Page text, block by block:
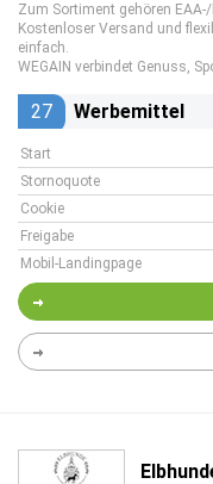
Zum Sortiment gehören
Kostenloser Versand und
einfach.
WEGAIN verbindet Genuss,
27 Werbemittel
Start
Stornoquote
Cookie
Freigabe
Mobil-Landingpage